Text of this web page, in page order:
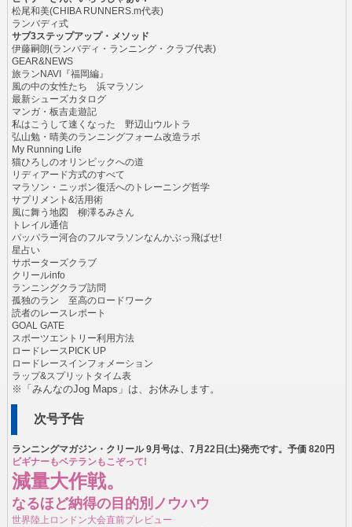
松尾和美(CHIBA RUNNERS.m代表)
ランバディ式
サブ3ステップアップ・メソッド
伊藤嗣朗(ランバディ・ランニング・クラブ代表)
GEAR&NEWS
旅ランNAVI『福岡編』
風の中の女性たち 浜マラソン
最新シューズカタログ
マンガ・板吉走遊記
私はこうして速くなった 野辺山ウルトラ
弘山勉・晴美のランニングフォーム改造ラボ
My Running Life
猫ひろしのオリンピックへの道
リディアード方式のすべて
マラソン・ニッポン復活へのトレーニング哲学
サプリメント&活用術
風に舞う地図 柳澤るみさん
トレイル通信
パッパラー河合のフルマラソンなんかぶっ飛ばせ!
星占い
サポーターズクラブ
クリールinfo
ランニングクラブ訪問
孤独のラン 至高のロードワーク
読者のレースレポート
GOAL GATE
スポーツエントリー利用方法
ロードレースPICK UP
ロードレースインフォメーション
ラップ&スプリットタイム表
※「みんなのJog Maps」は、お休みします。
次号予告
ランニングマガジン・クリール 9月号は、7月22日(土)発売です。予価 820円
ビギナーもベテランもこぞって!
減量大作戦。
なるほど納得の目的別ノウハウ
世界陸上ロンドン大会直前プレビュー